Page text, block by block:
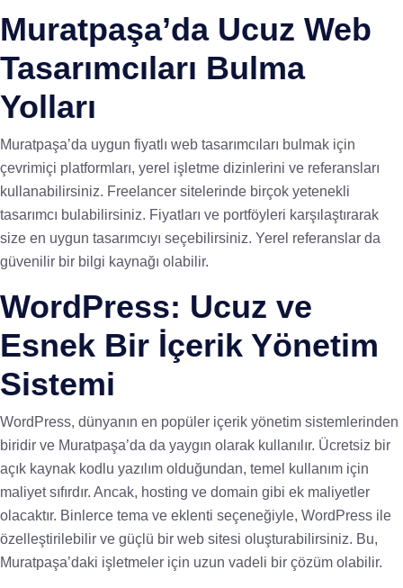
Muratpaşa’da Ucuz Web
Tasarımcıları Bulma
Yolları
Muratpaşa’da uygun fiyatlı web tasarımcıları bulmak için
çevrimiçi platformları, yerel işletme dizinlerini ve referansları
kullanabilirsiniz. Freelancer sitelerinde birçok yetenekli
tasarımcı bulabilirsiniz. Fiyatları ve portföyleri karşılaştırarak
size en uygun tasarımcıyı seçebilirsiniz. Yerel referanslar da
güvenilir bir bilgi kaynağı olabilir.
WordPress: Ucuz ve
Esnek Bir İçerik Yönetim
Sistemi
WordPress, dünyanın en popüler içerik yönetim sistemlerinden
biridir ve Muratpaşa’da da yaygın olarak kullanılır. Ücretsiz bir
açık kaynak kodlu yazılım olduğundan, temel kullanım için
maliyet sıfırdır. Ancak, hosting ve domain gibi ek maliyetler
olacaktır. Binlerce tema ve eklenti seçeneğiyle, WordPress ile
özelleştirilebilir ve güçlü bir web sitesi oluşturabilirsiniz. Bu,
Muratpaşa’daki işletmeler için uzun vadeli bir çözüm olabilir.